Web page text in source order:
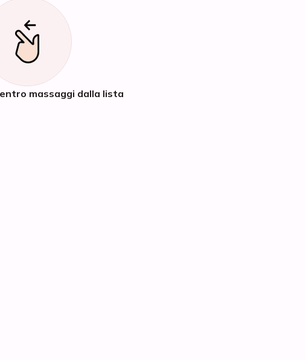
massaggi dalla lista